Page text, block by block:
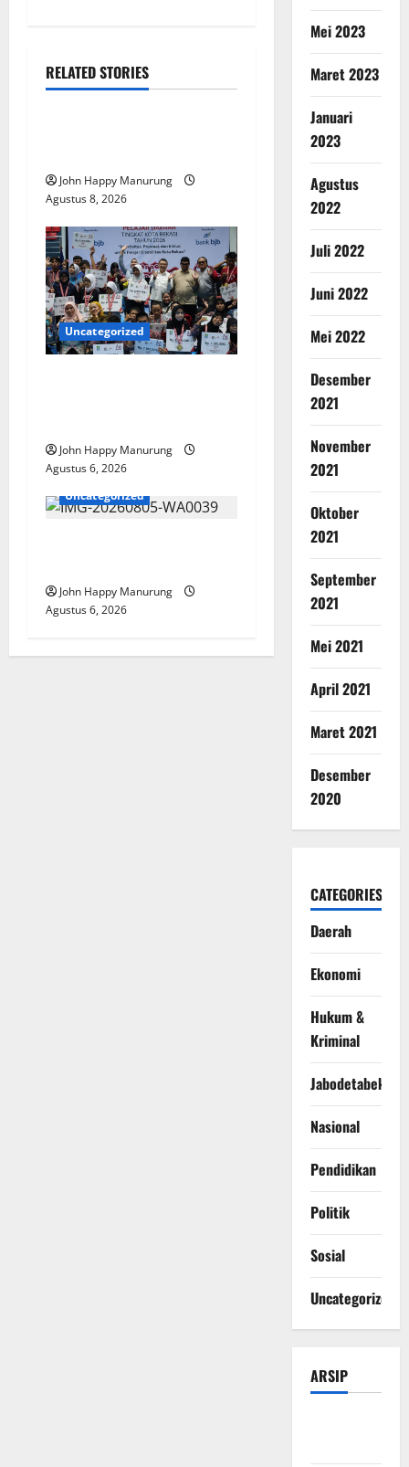
RELATED STORIES
Nasional Uncategorized
John Happy Manurung
Agustus 8, 2026
Uncategorized
John Happy Manurung
Agustus 6, 2026
Uncategorized
John Happy Manurung
Agustus 6, 2026
Mei 2023
Maret 2023
Januari
2023
Agustus
2022
Juli 2022
Juni 2022
Mei 2022
Desember
2021
November
2021
Oktober
2021
September
2021
Mei 2021
April 2021
Maret 2021
Desember
2020
CATEGORIES
Daerah
Ekonomi
Hukum &
Kriminal
Jabodetabek
Nasional
Pendidikan
Politik
Sosial
Uncategorized
ARSIP